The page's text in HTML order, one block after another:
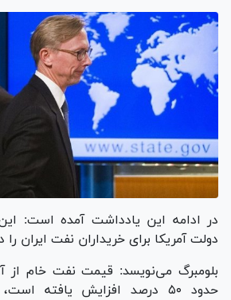
در ادامه این یادداشت آمده است:
دولت آمریکا برای خریداران نفت ایران
حدود ۵۰ درصد افزایش یافته